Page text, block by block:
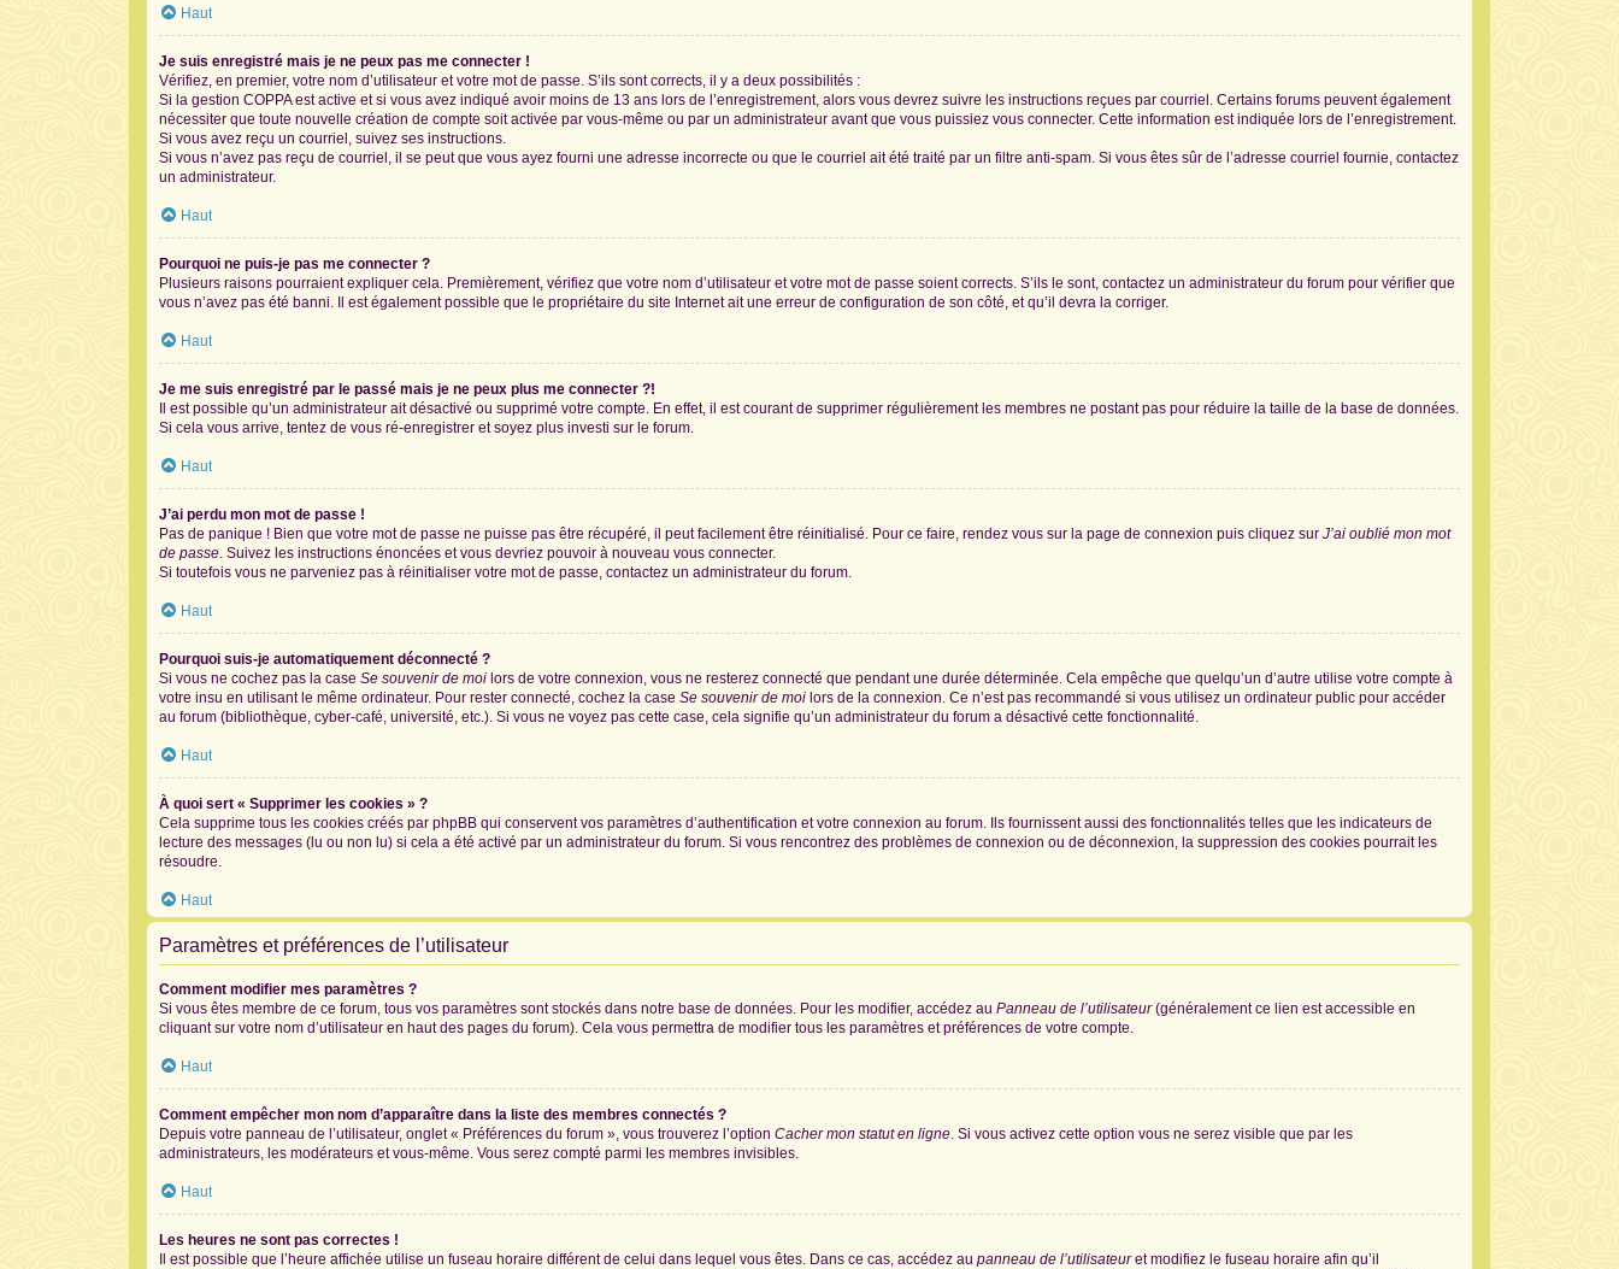
Haut
Je suis enregistré mais je ne peux pas me connecter !
Vérifiez, en premier, votre nom d’utilisateur et votre mot de passe. S’ils sont corrects, il y a deux possibilités :
Si la gestion COPPA est active et si vous avez indiqué avoir moins de 13 ans lors de l’enregistrement, alors vous devrez suivre les instructions reçues par courriel. Certains forums peuvent également
nécessiter que toute nouvelle création de compte soit activée par vous-même ou par un administrateur avant que vous puissiez vous connecter. Cette information est indiquée lors de l’enregistrement.
Si vous avez reçu un courriel, suivez ses instructions.
Si vous n’avez pas reçu de courriel, il se peut que vous ayez fourni une adresse incorrecte ou que le courriel ait été traité par un filtre anti-spam. Si vous êtes sûr de l’adresse courriel fournie, contactez
un administrateur.
Haut
Pourquoi ne puis-je pas me connecter ?
Plusieurs raisons pourraient expliquer cela. Premièrement, vérifiez que votre nom d’utilisateur et votre mot de passe soient corrects. S’ils le sont, contactez un administrateur du forum pour vérifier que
vous n’avez pas été banni. Il est également possible que le propriétaire du site Internet ait une erreur de configuration de son côté, et qu’il devra la corriger.
Haut
Je me suis enregistré par le passé mais je ne peux plus me connecter ?!
Il est possible qu’un administrateur ait désactivé ou supprimé votre compte. En effet, il est courant de supprimer régulièrement les membres ne postant pas pour réduire la taille de la base de données.
Si cela vous arrive, tentez de vous ré-enregistrer et soyez plus investi sur le forum.
Haut
J’ai perdu mon mot de passe !
Pas de panique ! Bien que votre mot de passe ne puisse pas être récupéré, il peut facilement être réinitialisé. Pour ce faire, rendez vous sur la page de connexion puis cliquez sur J’ai oublié mon mot
de passe. Suivez les instructions énoncées et vous devriez pouvoir à nouveau vous connecter.
Si toutefois vous ne parveniez pas à réinitialiser votre mot de passe, contactez un administrateur du forum.
Haut
Pourquoi suis-je automatiquement déconnecté ?
Si vous ne cochez pas la case Se souvenir de moi lors de votre connexion, vous ne resterez connecté que pendant une durée déterminée. Cela empêche que quelqu’un d’autre utilise votre compte à
votre insu en utilisant le même ordinateur. Pour rester connecté, cochez la case Se souvenir de moi lors de la connexion. Ce n’est pas recommandé si vous utilisez un ordinateur public pour accéder
au forum (bibliothèque, cyber-café, université, etc.). Si vous ne voyez pas cette case, cela signifie qu’un administrateur du forum a désactivé cette fonctionnalité.
Haut
À quoi sert « Supprimer les cookies » ?
Cela supprime tous les cookies créés par phpBB qui conservent vos paramètres d’authentification et votre connexion au forum. Ils fournissent aussi des fonctionnalités telles que les indicateurs de
lecture des messages (lu ou non lu) si cela a été activé par un administrateur du forum. Si vous rencontrez des problèmes de connexion ou de déconnexion, la suppression des cookies pourrait les
résoudre.
Haut
Paramètres et préférences de l’utilisateur
Comment modifier mes paramètres ?
Si vous êtes membre de ce forum, tous vos paramètres sont stockés dans notre base de données. Pour les modifier, accédez au Panneau de l’utilisateur(généralement ce lien est accessible en
cliquant sur votre nom d’utilisateur en haut des pages du forum). Cela vous permettra de modifier tous les paramètres et préférences de votre compte.
Haut
Comment empêcher mon nom d’apparaître dans la liste des membres connectés ?
Depuis votre panneau de l’utilisateur, onglet « Préférences du forum », vous trouverez l’option Cacher mon statut en ligne. Si vous activez cette option vous ne serez visible que par les
administrateurs, les modérateurs et vous-même. Vous serez compté parmi les membres invisibles.
Haut
Les heures ne sont pas correctes !
Il est possible que l’heure affichée utilise un fuseau horaire différent de celui dans lequel vous êtes. Dans ce cas, accédez au panneau de l’utilisateuret modifiez le fuseau horaire afin qu’il